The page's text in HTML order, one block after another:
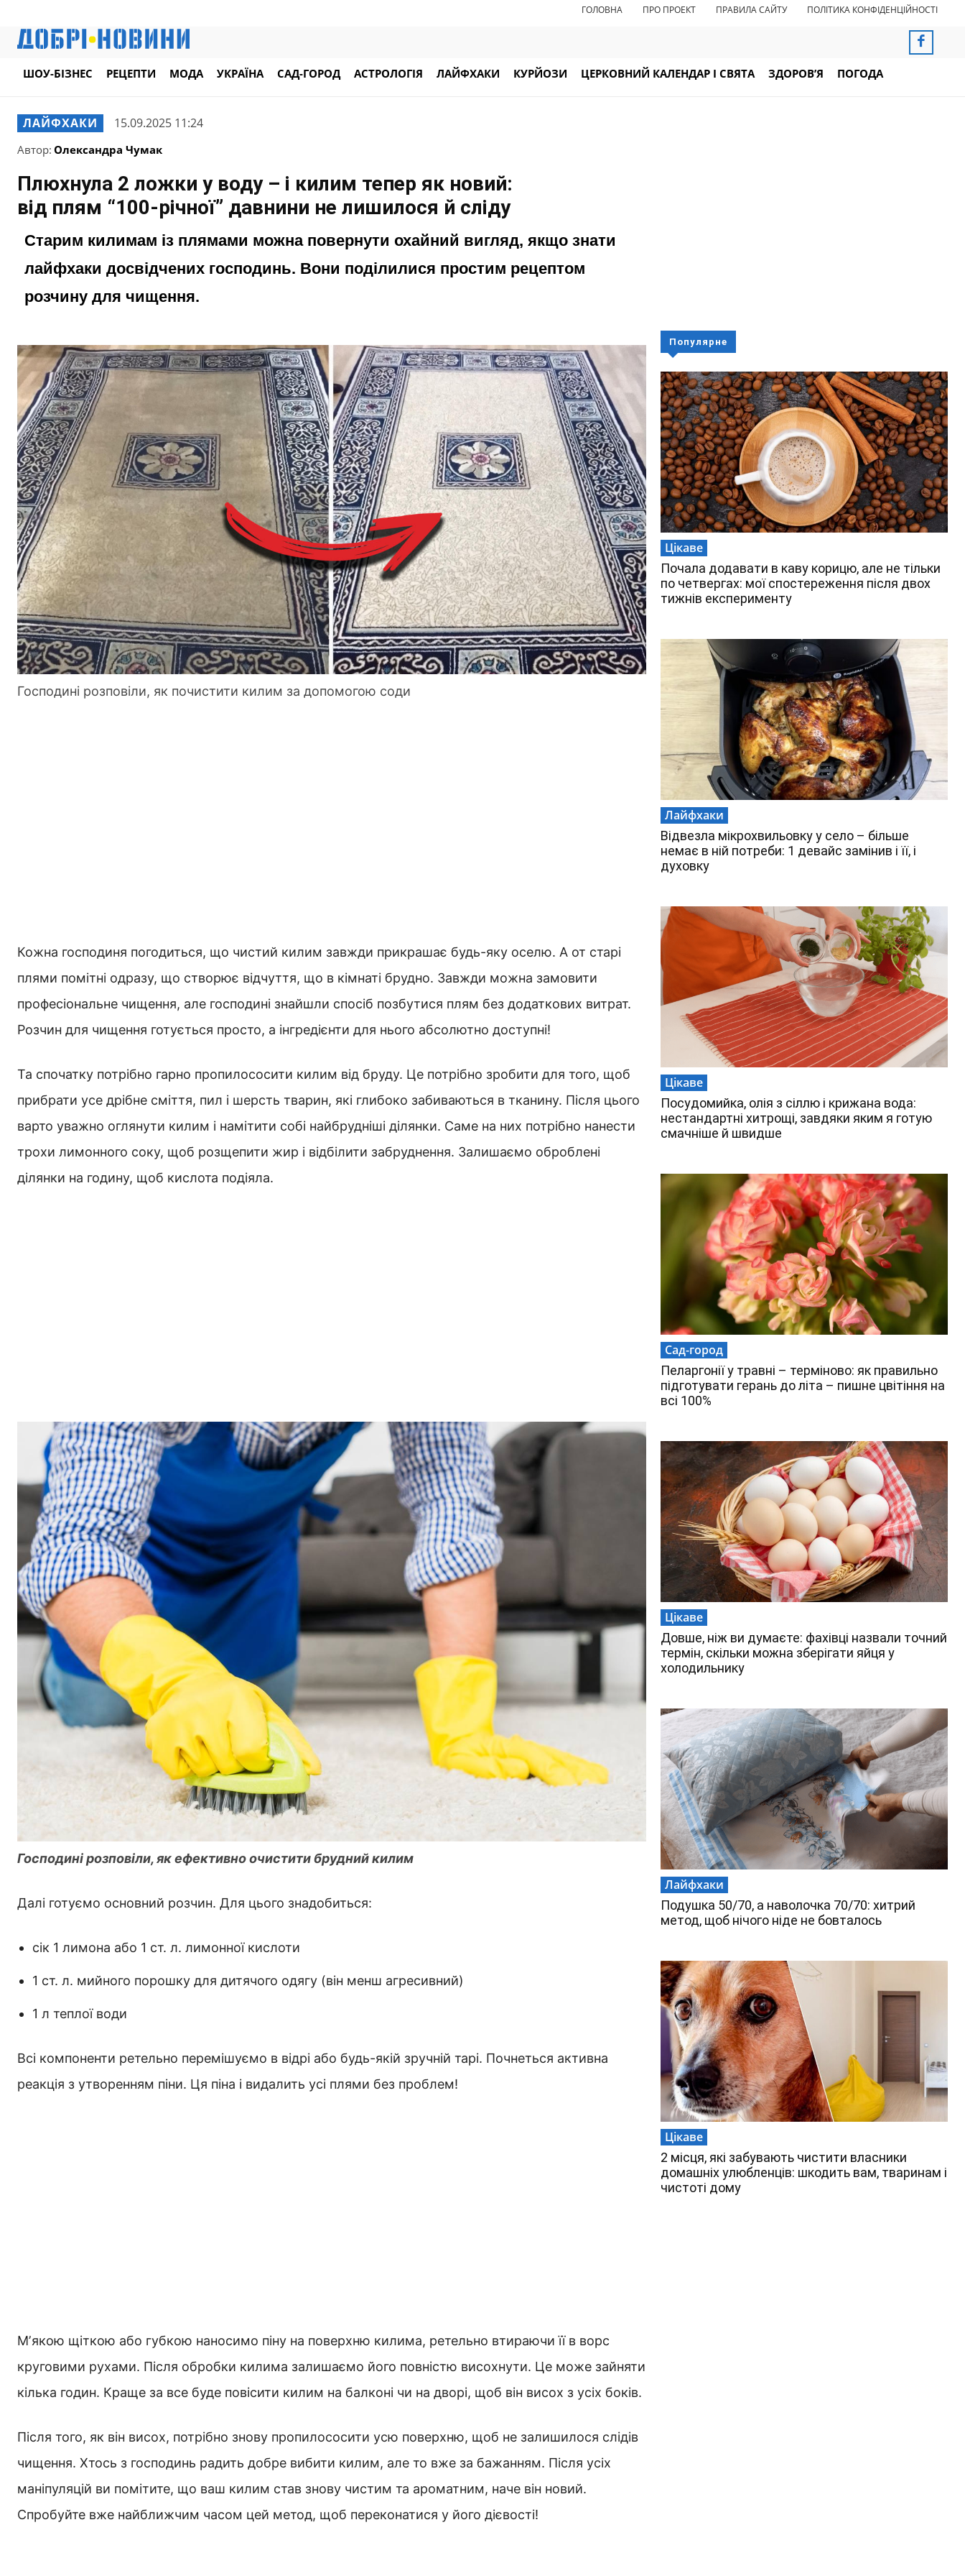
ГОЛОВНА ПРО ПРОЕКТ ПРАВИЛА САЙТУ ПОЛІТИКА КОНФІДЕНЦІЙНОСТІ
ШОУ-БІЗНЕС РЕЦЕПТИ МОДА УКРАЇНА САД-ГОРОД АСТРОЛОГІЯ ЛАЙФХАКИ КУРЙОЗИ ЦЕРКОВНИЙ КАЛЕНДАР І СВЯТА ЗДОРОВ’Я ПОГОДА
ЛАЙФХАКИ 15.09.2025 11:24
Автор: Олександра Чумак
Плюхнула 2 ложки у воду – і килим тепер як новий:
від плям “100-річної” давнини не лишилося й сліду
Старим килимам із плямами можна повернути охайний вигляд, якщо знати
лайфхаки досвідчених господинь. Вони поділилися простим рецептом
розчину для чищення.
Господині розповіли, як почистити килим за допомогою соди
Кожна господиня погодиться, що чистий килим завжди прикрашає будь-яку оселю. А от старі
плями помітні одразу, що створює відчуття, що в кімнаті брудно. Завжди можна замовити
професіональне чищення, але господині знайшли спосіб позбутися плям без додаткових витрат.
Розчин для чищення готується просто, а інгредієнти для нього абсолютно доступні!
Та спочатку потрібно гарно пропилососити килим від бруду. Це потрібно зробити для того, щоб
прибрати усе дрібне сміття, пил і шерсть тварин, які глибоко забиваються в тканину. Після цього
варто уважно оглянути килим і намітити собі найбрудніші ділянки. Саме на них потрібно нанести
трохи лимонного соку, щоб розщепити жир і відбілити забруднення. Залишаємо оброблені
ділянки на годину, щоб кислота подіяла.
Господині розповіли, як ефективно очистити брудний килим
Далі готуємо основний розчин. Для цього знадобиться:
сік 1 лимона або 1 ст. л. лимонної кислоти
1 ст. л. мийного порошку для дитячого одягу (він менш агресивний)
1 л теплої води
Всі компоненти ретельно перемішуємо в відрі або будь-якій зручній тарі. Почнеться активна
реакція з утворенням піни. Ця піна і видалить усі плями без проблем!
Мʼякою щіткою або губкою наносимо піну на поверхню килима, ретельно втираючи її в ворс
круговими рухами. Після обробки килима залишаємо його повністю висохнути. Це може зайняти
кілька годин. Краще за все буде повісити килим на балконі чи на дворі, щоб він висох з усіх боків.
Після того, як він висох, потрібно знову пропилососити усю поверхню, щоб не залишилося слідів
чищення. Хтось з господинь радить добре вибити килим, але то вже за бажанням. Після усіх
маніпуляцій ви помітите, що ваш килим став знову чистим та ароматним, наче він новий.
Спробуйте вже найближчим часом цей метод, щоб переконатися у його дієвості!
Популярне
Цікаве
Почала додавати в каву корицю, але не тільки
по четвергах: мої спостереження після двох
тижнів експерименту
Лайфхаки
Відвезла мікрохвильовку у село – більше
немає в ній потреби: 1 девайс замінив і її, і
духовку
Цікаве
Посудомийка, олія з сіллю і крижана вода:
нестандартні хитрощі, завдяки яким я готую
смачніше й швидше
Сад-город
Пеларгонії у травні – терміново: як правильно
підготувати герань до літа – пишне цвітіння на
всі 100%
Цікаве
Довше, ніж ви думаєте: фахівці назвали точний
термін, скільки можна зберігати яйця у
холодильнику
Лайфхаки
Подушка 50/70, а наволочка 70/70: хитрий
метод, щоб нічого ніде не бовталось
Цікаве
2 місця, які забувають чистити власники
домашніх улюбленців: шкодить вам, тваринам і
чистоті дому